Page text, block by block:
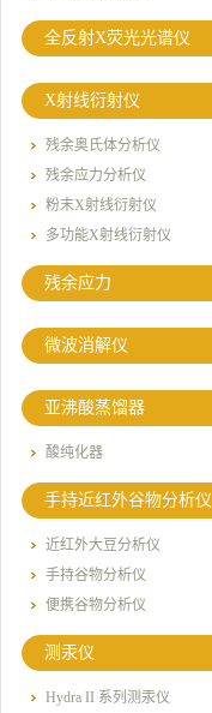
全反射X荧光光谱仪
X射线衍射仪
残余奥氏体分析仪
残余应力分析仪
粉末X射线衍射仪
多功能X射线衍射仪
残余应力
微波消解仪
亚沸酸蒸馏器
酸纯化器
手持近红外谷物分析仪
近红外大豆分析仪
手持谷物分析仪
便携谷物分析仪
测汞仪
Hydra II 系列测汞仪